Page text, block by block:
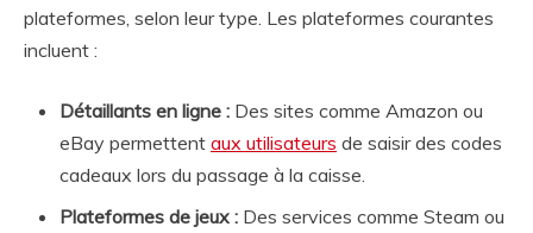
plateformes, selon leur type. Les plateformes courantes
incluent :
Détaillants en ligne : Des sites comme Amazon ou
eBay permettent aux utilisateurs de saisir des codes
cadeaux lors du passage à la caisse.
Plateformes de jeux : Des services comme Steam ou